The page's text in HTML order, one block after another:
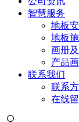
智慧服务
地板
地板
画册
产品
联系我们
联系
在线